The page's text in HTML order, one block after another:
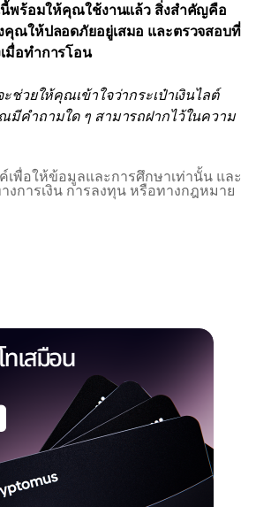
นี้พร้อมให้คุณใช้งานแล้ว สิ่งสำคัญคือ
ณให้ปลอดภัยอยู่เสมอ และตรวจสอบที่
มื่อทำการโอน
ช่วยให้คุณเข้าใจว่ากระเป๋าเงินไลต์
มีคำถามใด ๆ สามารถฝากไว้ในความ
เพื่อให้ข้อมูลและการศึกษาเท่านั้น และ
งการเงิน การลงทุน หรือทางกฎหมาย